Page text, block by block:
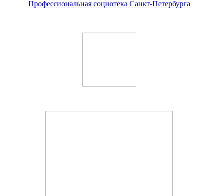
Профессиональная социотека Санкт-Петербурга